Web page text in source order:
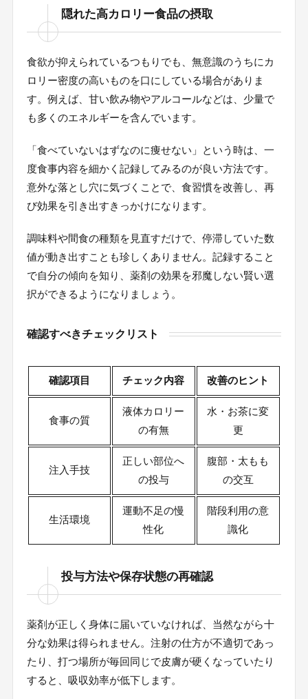
隠れた高カロリー食品の摂取
食欲が抑えられているつもりでも、無意識のうちにカ
ロリー密度の高いものを口にしている場合がありま
す。例えば、甘い飲み物やアルコールなどは、少量で
も多くのエネルギーを含んでいます。
「食べていないはずなのに痩せない」という時は、一
度食事内容を細かく記録してみるのが良い方法です。
意外な落とし穴に気づくことで、食習慣を改善し、再
び効果を引き出すきっかけになります。
調味料や間食の種類を見直すだけで、停滞していた数
値が動き出すことも珍しくありません。記録すること
で自分の傾向を知り、薬剤の効果を邪魔しない賢い選
択ができるようになりましょう。
確認すべきチェックリスト
確認項目 チェック内容 改善のヒント
食事の質
液体カロリー
の有無
水・お茶に変
更
注入手技
正しい部位へ
の投与
腹部・太もも
の交互
生活環境
運動不足の慢
性化
階段利用の意
識化
投与方法や保存状態の再確認
薬剤が正しく身体に届いていなければ、当然ながら十
分な効果は得られません。注射の仕方が不適切であっ
たり、打つ場所が毎回同じで皮膚が硬くなっていたり
すると、吸収効率が低下します。